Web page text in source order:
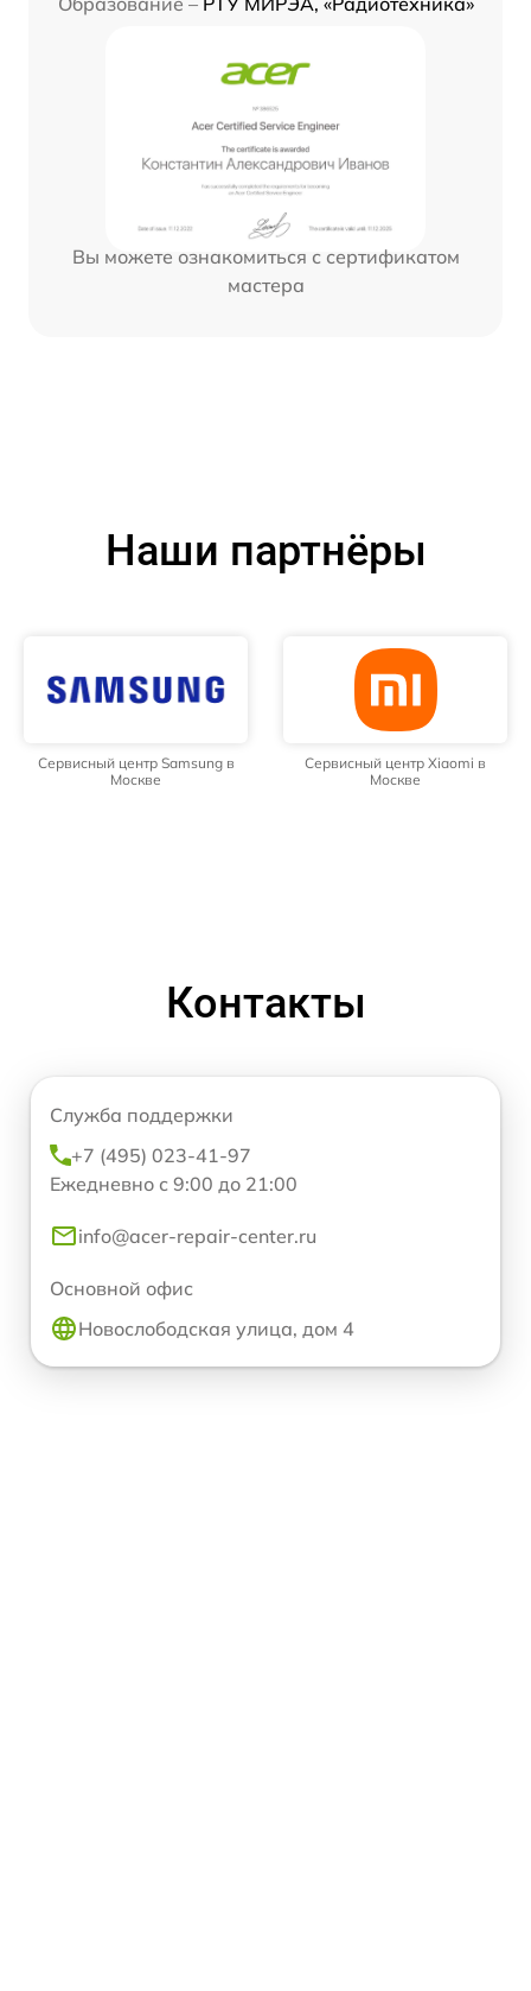
Вы можете ознакомиться с сертификатом
мастера
Наши партнёры
Сервисный центр Samsung в
Москве
Сервисный центр Xiaomi в
Москве
Контакты
Служба поддержки
+7 (495) 023-41-97
Ежедневно с 9:00 до 21:00
info@acer-repair-center.ru
Основной офис
Новослободская улица, дом 4